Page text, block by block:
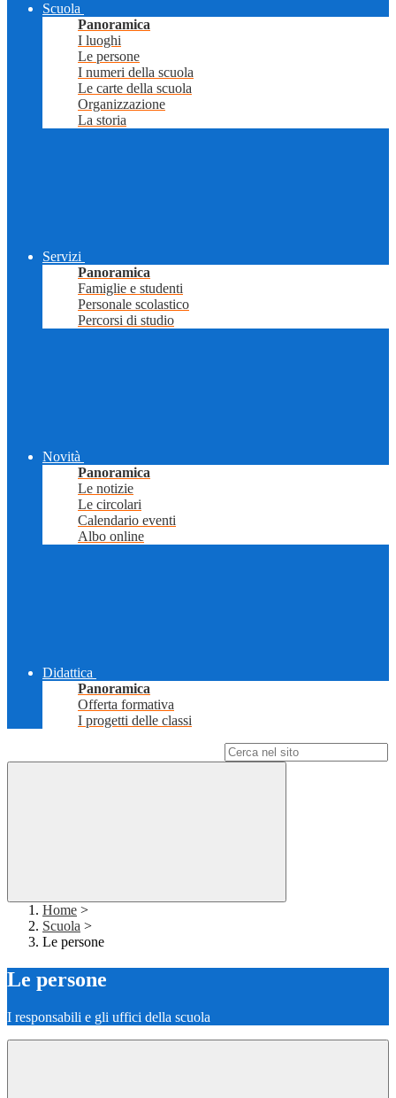
Scuola
Panoramica
I luoghi
Le persone
I numeri della scuola
Le carte della scuola
Organizzazione
La storia
Servizi
Panoramica
Famiglie e studenti
Personale scolastico
Percorsi di studio
Novità
Panoramica
Le notizie
Le circolari
Calendario eventi
Albo online
Didattica
Panoramica
Offerta formativa
I progetti delle classi
Home >
Scuola >
Le persone
Le persone
I responsabili e gli uffici della scuola